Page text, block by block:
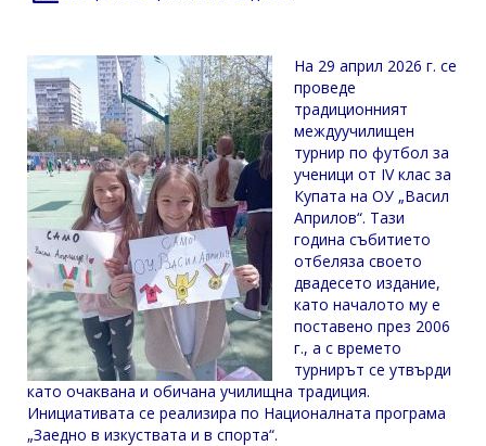
На 29 април 2026 г. се
проведе
традиционният
междуучилищен
турнир по футбол за
ученици от IV клас за
Купата на ОУ „Васил
Априлов“. Тази
година събитието
отбеляза своето
двадесето издание,
като началото му е
поставено през 2006
г., а с времето
турнирът се утвърди
като очаквана и обичана училищна традиция.
Инициативата се реализира по Националната програма
„Заедно в изкуствата и в спорта“.